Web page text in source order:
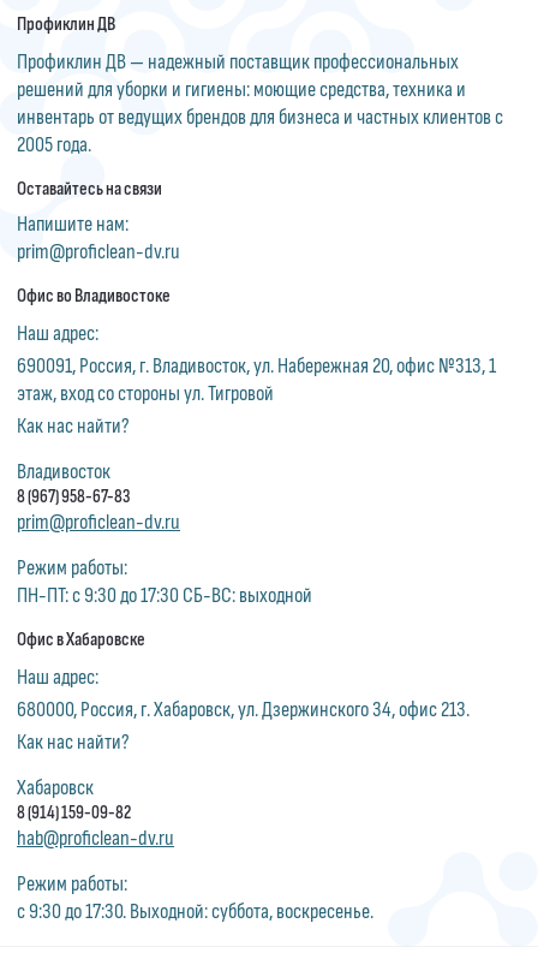
Профиклин ДВ
Профиклин ДВ — надежный поставщик профессиональных
решений для уборки и гигиены: моющие средства, техника и
инвентарь от ведущих брендов для бизнеса и частных клиентов с
2005 года.
Оставайтесь на связи
Напишите нам:
prim@proficlean-dv.ru
Офис во Владивостоке
Наш адрес:
690091, Россия, г. Владивосток, ул. Набережная 20, офис №313, 1
этаж, вход со стороны ул. Тигровой
Как нас найти?
Владивосток
8 (967) 958-67-83
prim@proficlean-dv.ru
Режим работы:
ПН-ПТ: с 9:30 до 17:30 СБ-ВС: выходной
Офис в Хабаровске
Наш адрес:
680000, Россия, г. Хабаровск, ул. Дзержинского 34, офис 213.
Как нас найти?
Хабаровск
8 (914) 159-09-82
hab@proficlean-dv.ru
Режим работы:
с 9:30 до 17:30. Выходной: суббота, воскресенье.